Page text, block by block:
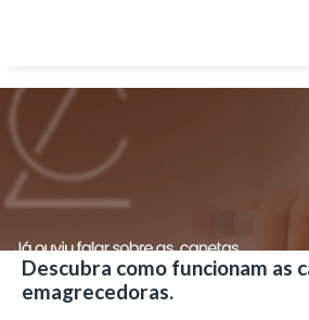
Descubra como funcionam as
emagrecedoras.